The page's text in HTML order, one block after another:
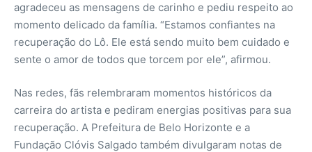
agradeceu as mensagens de carinho e pediu respeito ao
momento delicado da família. “Estamos confiantes na
recuperação do Lô. Ele está sendo muito bem cuidado e
sente o amor de todos que torcem por ele”, afirmou.
Nas redes, fãs relembraram momentos históricos da
carreira do artista e pediram energias positivas para sua
recuperação. A Prefeitura de Belo Horizonte e a
Fundação Clóvis Salgado também divulgaram notas de